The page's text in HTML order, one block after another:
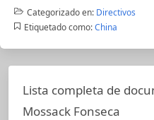
Categorizado en: Directivos
Etiquetado como: China
Lista completa de
Mossack Fonseca